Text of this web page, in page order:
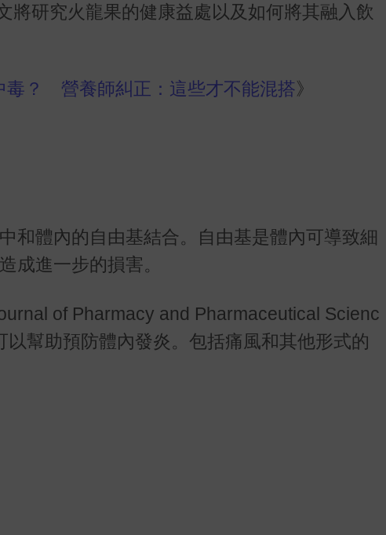
研究火龍果的健康益處以及如何將其融入飲
毒？ 營養師糾正：這些才不能混搭》
和體內的自由基結合。自由基是體內可導致細
成進一步的損害。
of Pharmacy and Pharmaceutical Scienc
幫助預防體內發炎。包括痛風和其他形式的